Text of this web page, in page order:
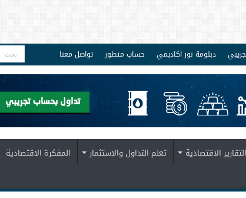
دبلومة نور اكاديمي حساب متطور تواصل معنا
التقارير الاقتصادية تعلم التداول والاستثمار المفكرة الاقتصادية